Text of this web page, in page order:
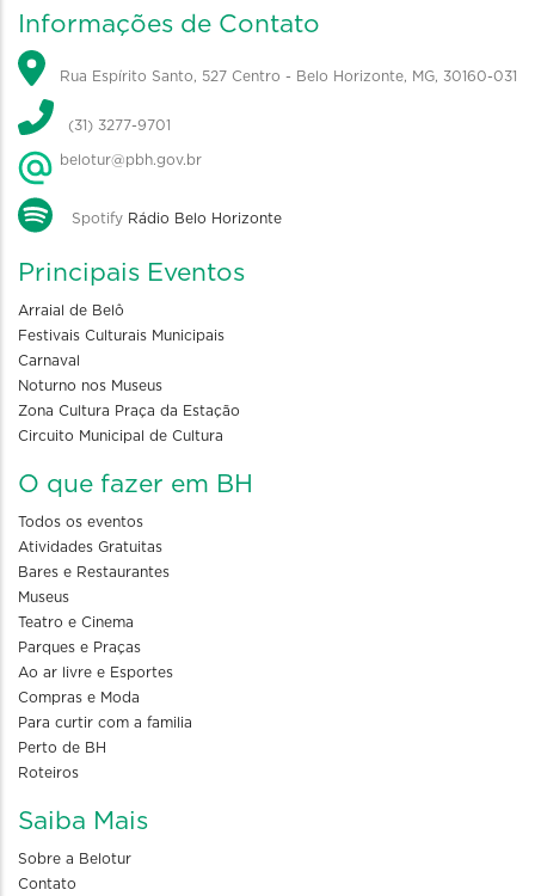
Informações de Contato
Rua Espírito Santo, 527 Centro - Belo Horizonte, MG, 30160-031
(31) 3277-9701
belotur@pbh.gov.br
Spotify Rádio Belo Horizonte
Principais Eventos
Arraial de Belô
Festivais Culturais Municipais
Carnaval
Noturno nos Museus
Zona Cultura Praça da Estação
Circuito Municipal de Cultura
O que fazer em BH
Todos os eventos
Atividades Gratuitas
Bares e Restaurantes
Museus
Teatro e Cinema
Parques e Praças
Ao ar livre e Esportes
Compras e Moda
Para curtir com a familia
Perto de BH
Roteiros
Saiba Mais
Sobre a Belotur
Contato